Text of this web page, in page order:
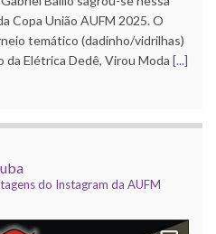
Copa União AUFM 2025. O
temático (dadinho/vidrilhas)
da Elétrica Dedê, Virou Moda [...]
Róbson Pinho faturou a edição
Brasil AUFM (dadinho/vidrilhas).
Virou Moda, e[...]
do Instagram da AUFM